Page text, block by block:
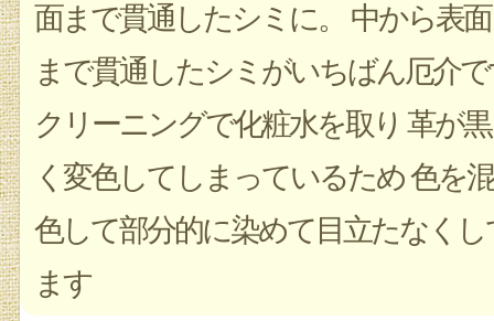
面まで貫通したシミに。 中から表面
まで貫通したシミがいちばん厄介
クリーニングで化粧水を取り 革が黒
く変色してしまっているため 色を混
色して部分的に染めて目立たなくし
ます